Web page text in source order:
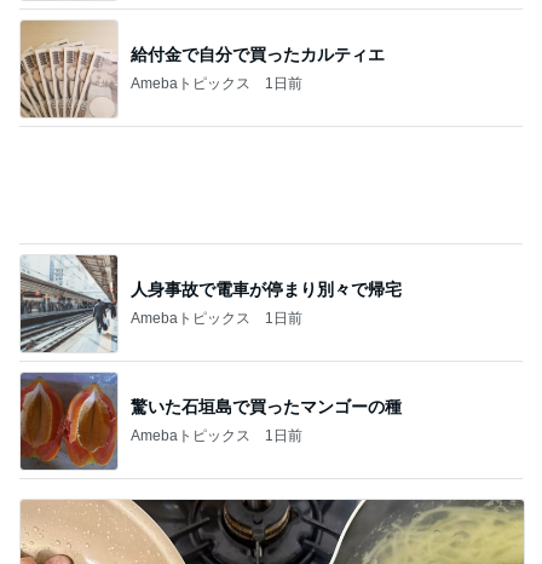
給付金で自分で買ったカルティエ
Amebaトピックス 1日前
人身事故で電車が停まり別々で帰宅
Amebaトピックス 1日前
驚いた石垣島で買ったマンゴーの種
Amebaトピックス 1日前